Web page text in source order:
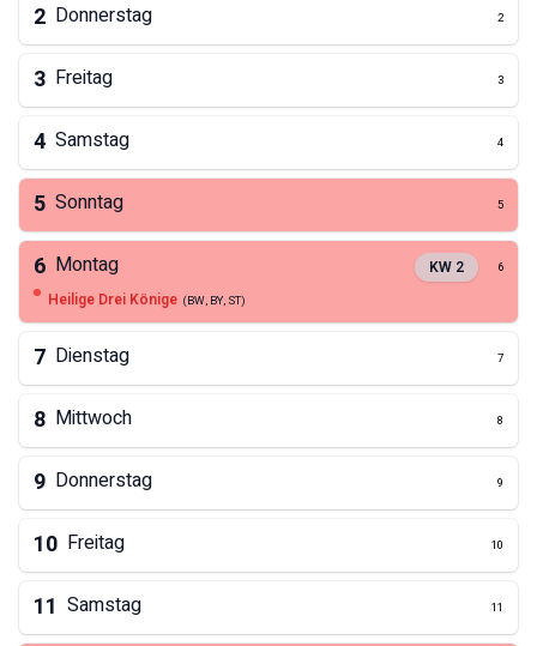
2 Donnerstag 2
3 Freitag 3
4 Samstag 4
5 Sonntag 5
6 Montag KW 2 6
Heilige Drei Könige (BW, BY, ST)
7 Dienstag 7
8 Mittwoch 8
9 Donnerstag 9
10 Freitag 10
11 Samstag 11